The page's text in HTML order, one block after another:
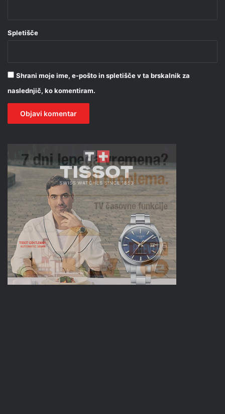
Spletišče
Shrani moje ime, e-pošto in spletišče v ta brskalnik za
naslednjič, ko komentiram.